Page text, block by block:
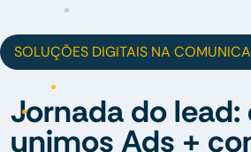
SOLUÇÕES DIGITAIS NA
Jornada do
unimos Ads +